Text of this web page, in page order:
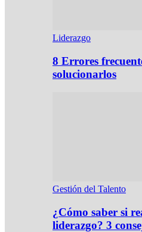
Liderazgo
8 Errores
solucionarlos
Gestión del Talento
¿Cómo saber si
liderazgo? 3